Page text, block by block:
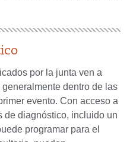
por la junta ven a
dentro de las
evento. Con acceso a
de diagnóstico, incluido un
programar para el